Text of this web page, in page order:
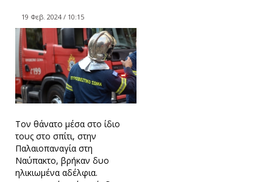
19 Φεβ. 2024 / 10:15
Τον θάνατο μέσα στο ίδιο
τους στο σπίτι, στην
Παλαιοπαναγία στη
Ναύπακτο, βρήκαν δυο
ηλικιωμένα αδέλφια.